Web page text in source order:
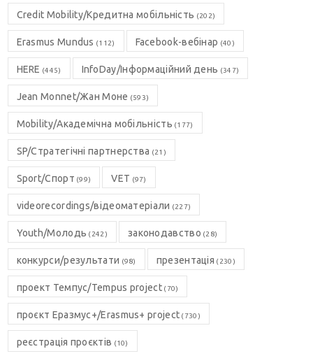
Credit Mobility/Кредитна мобільність (202)
Erasmus Mundus (112) Facebook-вебінар (40)
HERE (445) InfoDay/Інформаційний день (347)
Jean Monnet/Жан Моне (593)
Mobility/Академічна мобільність (177)
SP/Стратегічні партнерства (21)
Sport/Спорт (99) VET (97)
videorecordings/відеоматеріали (227)
Youth/Молодь (242) законодавство (28)
конкурси/результати (98) презентація (230)
проект Темпус/Tempus project(70)
проєкт Еразмус+/Erasmus+ project (730)
реєстрація проєктів (10)